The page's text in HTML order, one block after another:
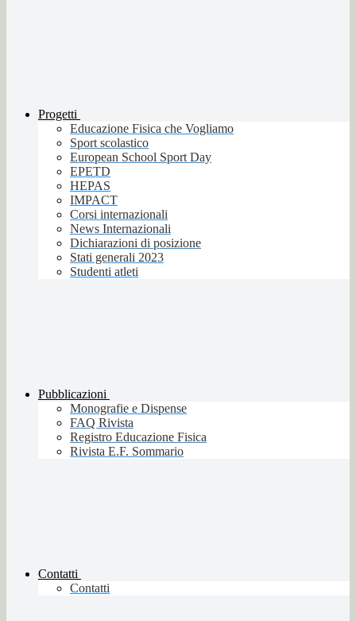
Progetti
Educazione Fisica che Vogliamo
Sport scolastico
European School Sport Day
EPETD
HEPAS
IMPACT
Corsi internazionali
News Internazionali
Dichiarazioni di posizione
Stati generali 2023
Studenti atleti
Pubblicazioni
Monografie e Dispense
FAQ Rivista
Registro Educazione Fisica
Rivista E.F. Sommario
Contatti
Contatti